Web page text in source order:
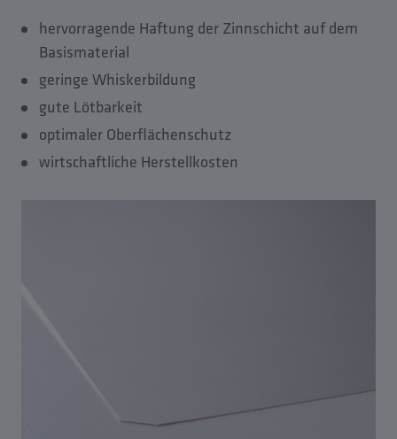
hervorragende Haftung der Zinnschicht auf dem
Basismaterial
geringe Whiskerbildung
gute Lötbarkeit
optimaler Oberflächenschutz
wirtschaftliche Herstellkosten